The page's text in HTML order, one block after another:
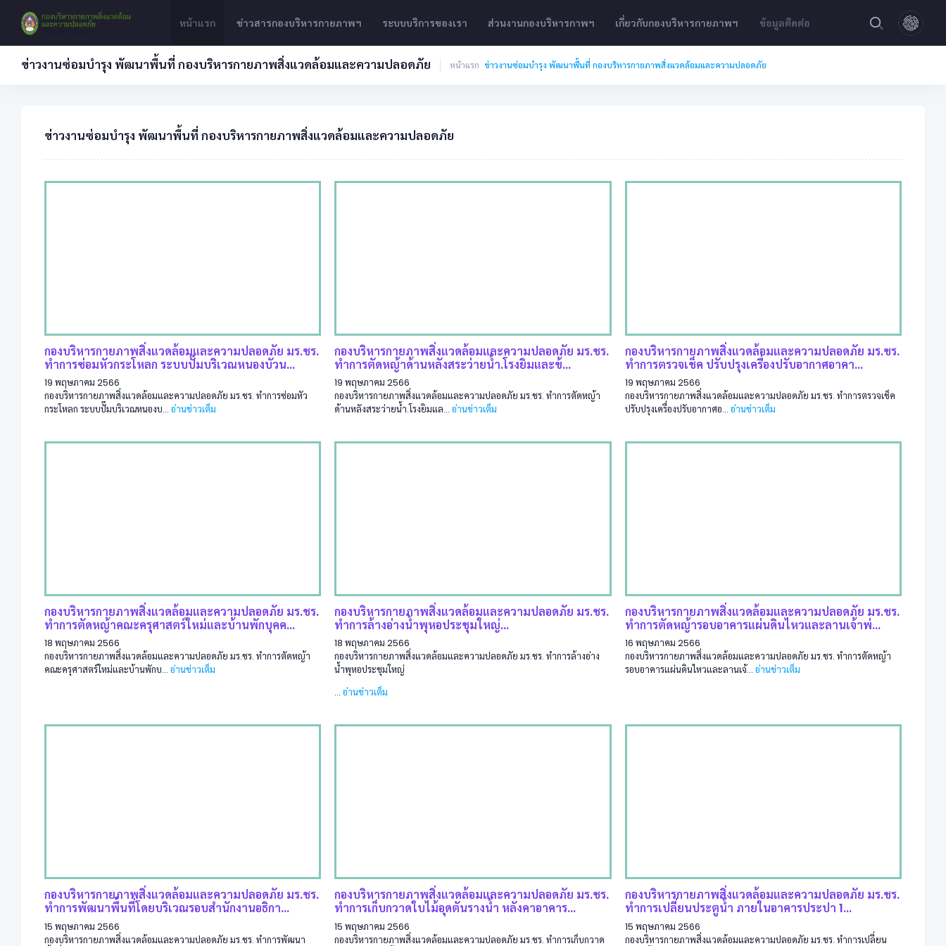
หน้าแรก ข่าวสารกองบริหารกายภาพฯ ระบบบริการของเรา ส่วนงานกองบริหารกาพฯ เกี่ยวกับกองบริหารกายภาพฯ ข้อมูลติดต่อ
ข่าวงานซ่อมบำรุง พัฒนาพื้นที่ กองบริหารกายภาพสิ่งแวดล้อมและความปลอดภัย หน้าแรก ข่าวงานซ่อมบำรุง พัฒนาพื้นที่ กองบริหารกายภาพสิ่งแวดล้อมและความปลอดภัย
ข่าวงานซ่อมบำรุง พัฒนาพื้นที่ กองบริหารกายภาพสิ่งแวดล้อมและความปลอดภัย
กองบริหารกายภาพสิ่งแวดล้อมและความปลอดภัย มร.ชร.
ทำการซ่อมหัวกระโหลก ระบบปั๊มบริเวณหนองบัวน...
19 พฤษภาคม 2566
กองบริหารกายภาพสิ่งแวดล้อมและความปลอดภัย มร.ชร. ทำการซ่อมหัว
กระโหลก ระบบปั๊มบริเวณหนองบ... อ่านข่าวเต็ม
กองบริหารกายภาพสิ่งแวดล้อมและความปลอดภัย มร.ชร.
ทำการตัดหญ้าด้านหลังสระว่ายน้ำ.โรงยิมและข้...
19 พฤษภาคม 2566
กองบริหารกายภาพสิ่งแวดล้อมและความปลอดภัย มร.ชร. ทำการตัดหญ้า
ด้านหลังสระว่ายน้ำ.โรงยิมแล...อ่านข่าวเต็ม
กองบริหารกายภาพสิ่งแวดล้อมและความปลอดภัย มร.ชร.
ทำการตรวจเช็ค ปรับปรุงเครื่องปรับอากาศอาคา...
19 พฤษภาคม 2566
กองบริหารกายภาพสิ่งแวดล้อมและความปลอดภัย มร.ชร. ทำการตรวจเช็ค
ปรับปรุงเครื่องปรับอากาศอ...อ่านข่าวเต็ม
กองบริหารกายภาพสิ่งแวดล้อมและความปลอดภัย มร.ชร.
ทำการตัดหญ้าคณะครุศาสตร์ใหม่และบ้านพักบุคค...
18 พฤษภาคม 2566
กองบริหารกายภาพสิ่งแวดล้อมและความปลอดภัย มร.ชร. ทำการตัดหญ้า
คณะครุศาสตร์ใหม่และบ้านพักบ... อ่านข่าวเต็ม
กองบริหารกายภาพสิ่งแวดล้อมและความปลอดภัย มร.ชร.
ทำการล้างอ่างน้ำพุหอประชุมใหญ่...
18 พฤษภาคม 2566
กองบริหารกายภาพสิ่งแวดล้อมและความปลอดภัย มร.ชร. ทำการล้างอ่าง
น้ำพุหอประชุมใหญ่
...อ่านข่าวเต็ม
กองบริหารกายภาพสิ่งแวดล้อมและความปลอดภัย มร.ชร.
ทำการตัดหญ้ารอบอาคารแผ่นดินไหวและลานเจ้าพ่...
16 พฤษภาคม 2566
กองบริหารกายภาพสิ่งแวดล้อมและความปลอดภัย มร.ชร. ทำการตัดหญ้า
รอบอาคารแผ่นดินไหวและลานเจ้...อ่านข่าวเต็ม
กองบริหารกายภาพสิ่งแวดล้อมและความปลอดภัย มร.ชร.
ทำการพัฒนาพื้นที่โดยบริเวณรอบสำนักงานอธิกา...
15 พฤษภาคม 2566
กองบริหารกายภาพสิ่งแวดล้อมและความปลอดภัย มร.ชร. ทำการพัฒนา
กองบริหารกายภาพสิ่งแวดล้อมและความปลอดภัย มร.ชร.
ทำการเก็บกวาดใบไม้อุดตันรางน้ำ หลังคาอาคาร...
15 พฤษภาคม 2566
กองบริหารกายภาพสิ่งแวดล้อมและความปลอดภัย มร.ชร. ทำการเก็บกวาด
กองบริหารกายภาพสิ่งแวดล้อมและความปลอดภัย มร.ชร.
ทำการเปลี่ยนประตูน้ำ ภายในอาคารประปา 1...
15 พฤษภาคม 2566
กองบริหารกายภาพสิ่งแวดล้อมและความปลอดภัย มร.ชร. ทำการเปลี่ยน